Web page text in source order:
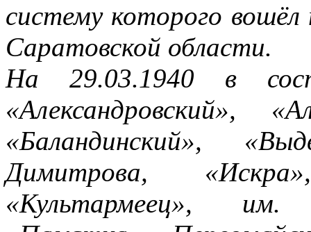
систему которого вошёл
Саратовской области.
На 29.03.1940 в
«Александровский»,
«Баландинский»,
Димитрова,
«Культармеец», им.